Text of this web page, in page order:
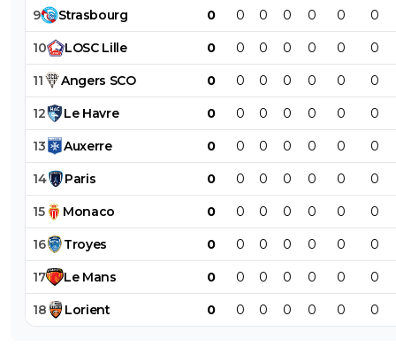
9 Strasbourg 0 0 0 0 0 0 0
10 LOSC Lille 0 0 0 0 0 0 0
11 Angers SCO 0 0 0 0 0 0 0
12 Le Havre 0 0 0 0 0 0 0
13 Auxerre 0 0 0 0 0 0 0
14 Paris 0 0 0 0 0 0 0
15 Monaco 0 0 0 0 0 0 0
16 Troyes 0 0 0 0 0 0 0
17 Le Mans 0 0 0 0 0 0 0
18 Lorient 0 0 0 0 0 0 0